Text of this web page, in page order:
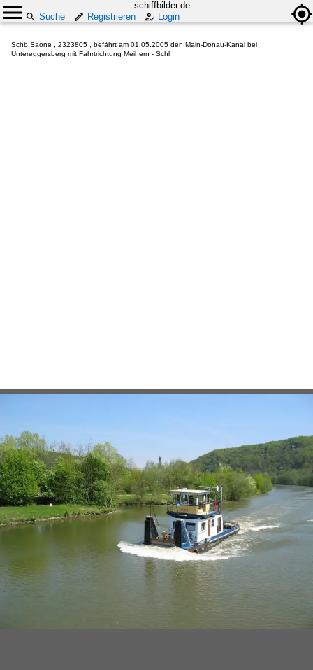
schiffbilder.de
Suche
Registrieren Login
Schb Saone , 2323805 , befährt am 01.05.2005 den Main-Donau-Kanal bei
Untereggersberg mit Fahrtrichtung Meihern - Schl